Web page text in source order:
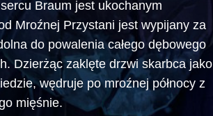
Braum jest ukochanym
Mroźnej Przystani jest wypijany za
do powalenia całego dębowego
Dzierżąc zaklęte drzwi skarbca jako
wędruje po mroźnej północy z
mięśnie.